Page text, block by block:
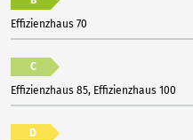
Effizienzhaus 70
C
Effizienzhaus 85, Effizienzhaus 100
D